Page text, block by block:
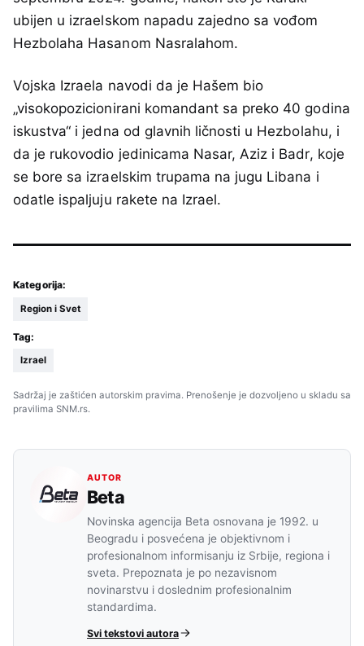
ubijen u izraelskom napadu zajedno sa vođom
Hezbolaha Hasanom Nasralahom.
Vojska Izraela navodi da je Hašem bio
„visokopozicionirani komandant sa preko 40 godina
iskustva“ i jedna od glavnih ličnosti u Hezbolahu, i
da je rukovodio jedinicama Nasar, Aziz i Badr, koje
se bore sa izraelskim trupama na jugu Libana i
odatle ispaljuju rakete na Izrael.
Kategorija:
Region i Svet
Tag:
Izrael
Sadržaj je zaštićen autorskim pravima. Prenošenje je dozvoljeno u skladu sa
pravilima SNM.rs.
AUTOR
Beta
Novinska agencija Beta osnovana je 1992. u
Beogradu i posvećena je objektivnom i
profesionalnom informisanju iz Srbije, regiona i
sveta. Prepoznata je po nezavisnom
novinarstvu i doslednim profesionalnim
standardima.
Svi tekstovi autora